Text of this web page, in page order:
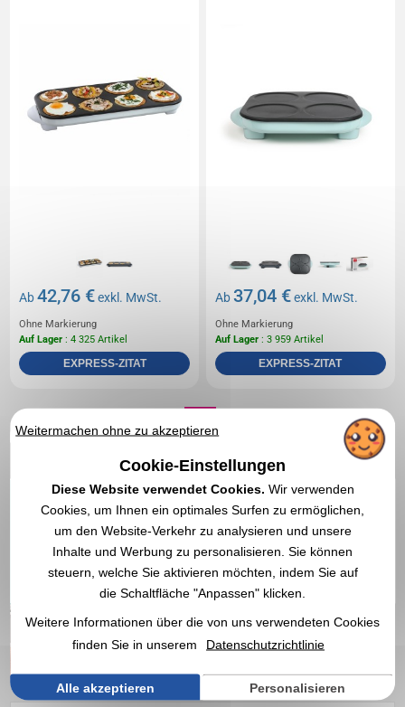
Ab42,76 €exkl. MwSt.
Ohne Markierung
Auf Lager : 4 325 Artikel
EXPRESS-ZITAT
Ab37,04 €exkl. MwSt.
Ohne Markierung
Auf Lager : 3 959 Artikel
EXPRESS-ZITAT
Weitermachen ohne zu akzeptieren
Cookie-Einstellungen
Diese Website verwendet Cookies. Wir verwenden
Cookies, um Ihnen ein optimales Surfen zu ermöglichen,
um den Website-Verkehr zu analysieren und unsere
Inhalte und Werbung zu personalisieren. Sie können
steuern, welche Sie aktivieren möchten, indem Sie auf
die Schaltfläche "Anpassen" klicken.
Weitere Informationen über die von uns verwendeten Cookies
finden Sie in unserem
Datenschutzrichtlinie
Alle akzeptieren Personalisieren